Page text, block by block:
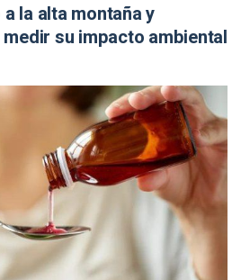
la alta montaña y
su impacto ambiental